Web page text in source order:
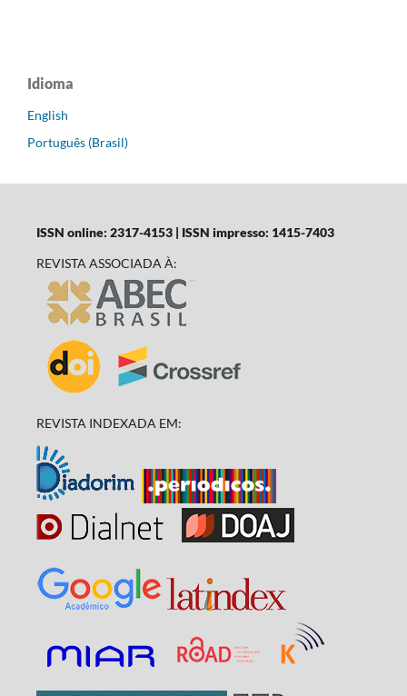
Idioma
English
Português (Brasil)
ISSN online: 2317-4153 | ISSN impresso: 1415-7403
REVISTA ASSOCIADA À:
REVISTA INDEXADA EM: